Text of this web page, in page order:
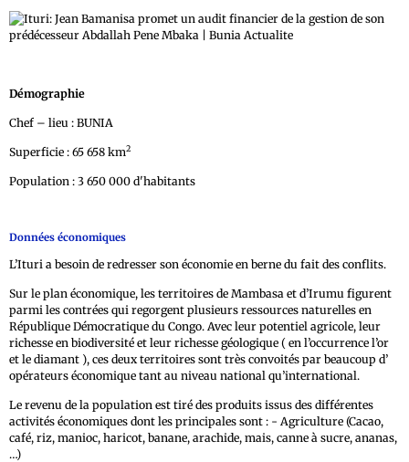
Démographie
Chef – lieu : BUNIA
Superficie : 65 658 km2
Population : 3 650 000 d'habitants
Données économiques
L’Ituri a besoin de redresser son économie en berne du fait des conflits.
Sur le plan économique, les territoires de Mambasa et d’Irumu figurent
parmi les contrées qui regorgent plusieurs ressources naturelles en
République Démocratique du Congo. Avec leur potentiel agricole, leur
richesse en biodiversité et leur richesse géologique ( en l’occurrence l’or
et le diamant ), ces deux territoires sont très convoités par beaucoup d’
opérateurs économique tant au niveau national qu’international.
Le revenu de la population est tiré des produits issus des différentes
activités économiques dont les principales sont : - Agriculture (Cacao,
café, riz, manioc, haricot, banane, arachide, mais, canne à sucre, ananas,
…)